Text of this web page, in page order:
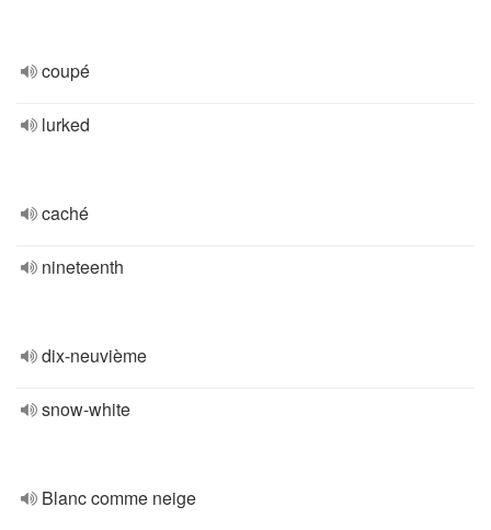
coupé
lurked
caché
nineteenth
dix-neuvième
snow-white
Blanc comme neige